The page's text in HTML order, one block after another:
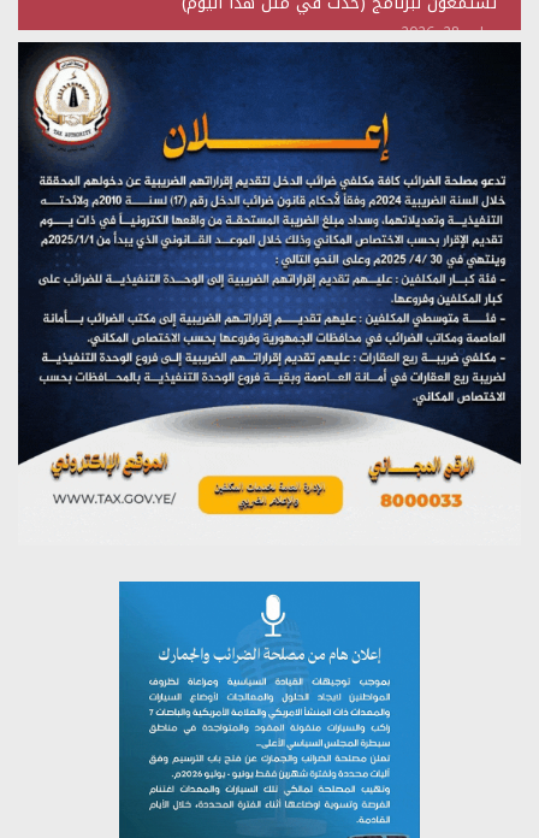
يوليو 28, 2026
(نحن لا نهزم) بث مباشر
تستمعون لبرنامج (هندسة الوهم)
يوليو 28, 2026
مؤتمر صحفي لمركز عين الإنسانية حول جرائم تحالف العدوان
على اليمن
يوليو 27, 2026
تستمعون لبرنامج (مع السيد القائد)
يوليو 26, 2026